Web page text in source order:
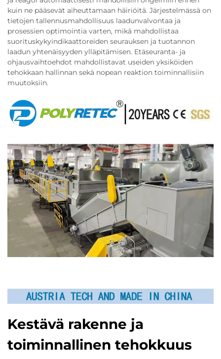
kuin ne pääsevät aiheuttamaan häiriöitä. Järjestelmässä on
tietojen tallennusmahdollisuus laadunvalvontaa ja
prosessien optimointia varten, mikä mahdollistaa
suorituskykyindikaattoreiden seurauksen ja tuotannon
laadun yhtenäisyyden ylläpitämisen. Etäseuranta- ja
ohjausvaihtoehdot mahdollistavat useiden yksiköiden
tehokkaan hallinnan sekä nopean reaktion toiminnallisiin
muutoksiin.
Kestävä rakenne ja
toiminnallinen tehokkuus